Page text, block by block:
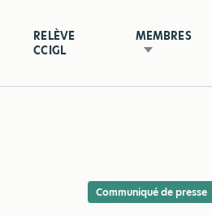
RELÈVE
CCIGL
MEMBRES
Communiqué de presse